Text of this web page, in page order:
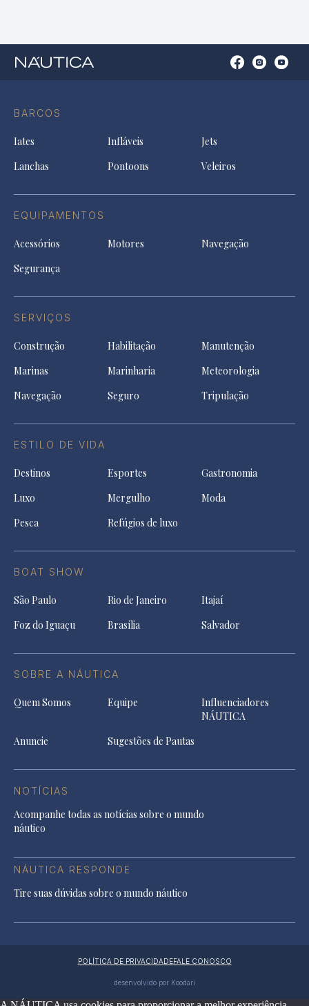
BARCOS
Iates Infláveis
Jets
Lanchas
Pontoons Veleiros
EQUIPAMENTOS
Acessórios Motores
Navegação
Segurança
SERVIÇOS
Construção Habilitação
Manutenção
Marinas
Marinharia
Meteorologia
Navegação
Seguro Tripulação
ESTILO DE VIDA
Destinos Esportes
Gastronomia
Luxo
Mergulho
Moda
Pesca
Refúgios de luxo
BOAT SHOW
São Paulo Rio de Janeiro
Itajaí
Foz do Iguaçu
Brasília Salvador
SOBRE A NÁUTICA
Quem Somos Equipe
Influenciadores
NÁUTICA
Anuncie
Sugestões de Pautas
OpenOpenOpen
NOTÍCIAS
Acompanhe todas as notícias sobre o mundo
náutico
NÁUTICA RESPONDE
Tire suas dúvidas sobre o mundo náutico
POLÍTICA DE PRIVACIDADEFALE CONOSCO
desenvolvido por Koodari